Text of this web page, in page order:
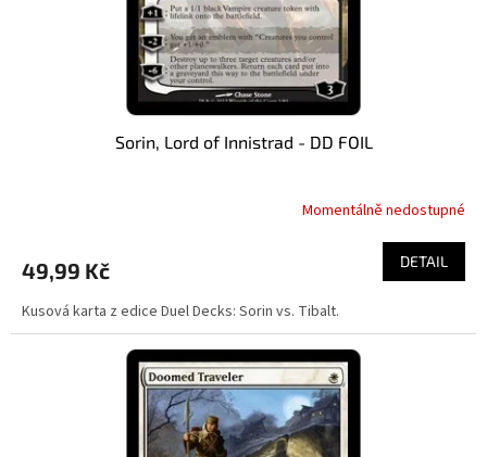
Sorin, Lord of Innistrad - DD FOIL
Momentálně nedostupné
49,99 Kč DETAIL
Kusová karta z edice Duel Decks: Sorin vs. Tibalt.